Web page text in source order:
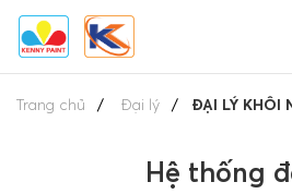
Trang chủ Đại lý ĐẠI LÝ KHÔI
Hệ thống